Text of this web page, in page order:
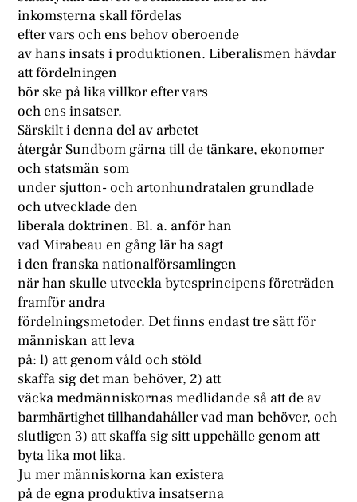
inkomsterna skall fördelas
efter vars och ens behov oberoende
av hans insats i produktionen. Liberalismen hävdar
att fördelningen
bör ske på lika villkor efter vars
och ens insatser.
Särskilt i denna del av arbetet
återgår Sundbom gärna till de tänkare, ekonomer
och statsmän som
under sjutton- och artonhundratalen grundlade
och utvecklade den
liberala doktrinen. Bl. a. anför han
vad Mirabeau en gång lär ha sagt
i den franska nationalförsamlingen
när han skulle utveckla bytesprincipens företräden
framför andra
fördelningsmetoder. Det finns endast tre sätt för
människan att leva
på: l) att genom våld och stöld
skaffa sig det man behöver, 2) att
väcka medmänniskornas medlidande så att de av
barmhärtighet tillhandahåller vad man behöver, och
slutligen 3) att skaffa sig sitt uppehälle genom att
byta lika mot lika.
Ju mer människorna kan existera
på de egna produktiva insatserna